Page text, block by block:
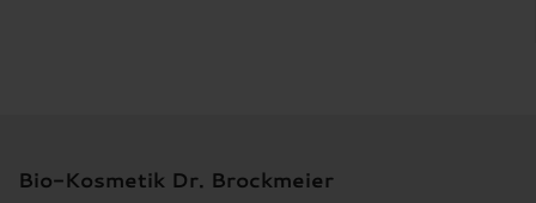
Bio-Kosmetik Dr. Brockmeier